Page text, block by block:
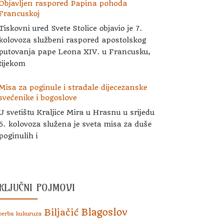
raspored Papina pohoda
ured Svete Stolice objavio je 7.
službeni raspored apostolskog
pape Leona XIV. u Francusku,
za poginule i stradale dijecezanske
i bogoslove
svetištu Kraljice Mira u Hrasnu u srijedu
kolovoza služena je sveta misa za duše
i
POJMOVI
kukuruza Biljačić Blagoslov